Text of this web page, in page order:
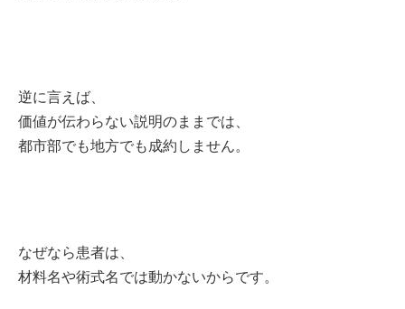
逆に言えば、
価値が伝わらない説明のままでは、
都市部でも地方でも成約しません。
なぜなら患者は、
材料名や術式名では動かないからです。